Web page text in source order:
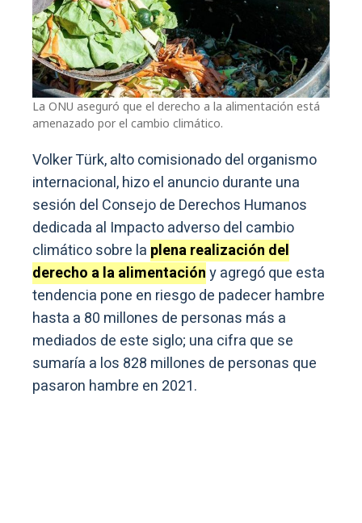
La ONU aseguró que el derecho a la alimentación está
amenazado por el cambio climático.
Volker Türk, alto comisionado del organismo
internacional, hizo el anuncio durante una
sesión del Consejo de Derechos Humanos
dedicada al Impacto adverso del cambio
climático sobre la plena realización del
derecho a la alimentacióny agregó que esta
tendencia pone en riesgo de padecer hambre
hasta a 80 millones de personas más a
mediados de este siglo; una cifra que se
sumaría a los 828 millones de personas que
pasaron hambre en 2021.